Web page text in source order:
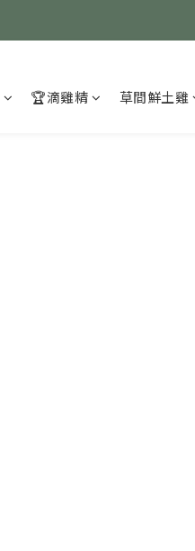
🏆滴雞精 草間鮮土雞